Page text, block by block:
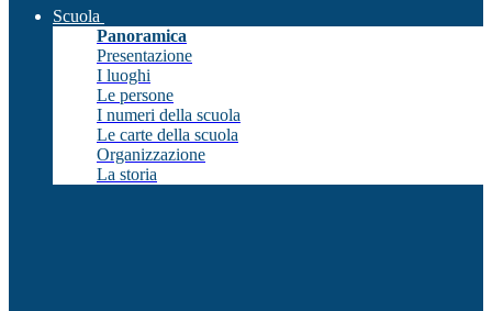
Scuola
Panoramica
Presentazione
I luoghi
Le persone
I numeri della scuola
Le carte della scuola
Organizzazione
La storia